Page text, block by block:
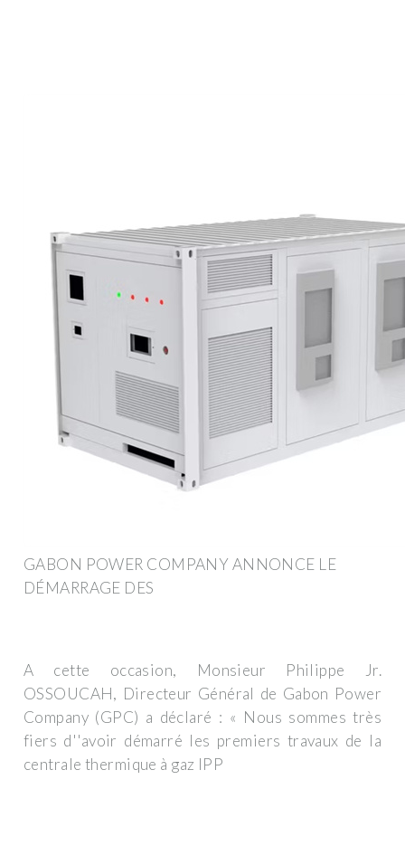
GABON POWER COMPANY ANNONCE LE
DÉMARRAGE DES
A cette occasion, Monsieur Philippe Jr.
OSSOUCAH, Directeur Général de Gabon Power
Company (GPC) a déclaré : « Nous sommes très
fiers d''avoir démarré les premiers travaux de la
centrale thermique à gaz IPP